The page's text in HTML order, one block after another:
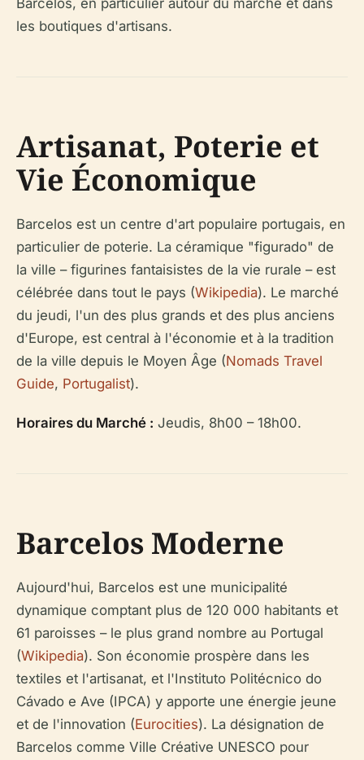
les boutiques d'artisans.
Artisanat, Poterie et
Vie Économique
Barcelos est un centre d'art populaire portugais, en
particulier de poterie. La céramique "figurado" de
la ville – figurines fantaisistes de la vie rurale – est
célébrée dans tout le pays (Wikipedia). Le marché
du jeudi, l'un des plus grands et des plus anciens
d'Europe, est central à l'économie et à la tradition
de la ville depuis le Moyen Âge (Nomads Travel
Guide, Portugalist).
Horaires du Marché : Jeudis, 8h00 – 18h00.
Barcelos Moderne
Aujourd'hui, Barcelos est une municipalité
dynamique comptant plus de 120 000 habitants et
61 paroisses – le plus grand nombre au Portugal
(Wikipedia). Son économie prospère dans les
textiles et l'artisanat, et l'Instituto Politécnico do
Cávado e Ave (IPCA) y apporte une énergie jeune
et de l'innovation (Eurocities). La désignation de
Barcelos comme Ville Créative UNESCO pour